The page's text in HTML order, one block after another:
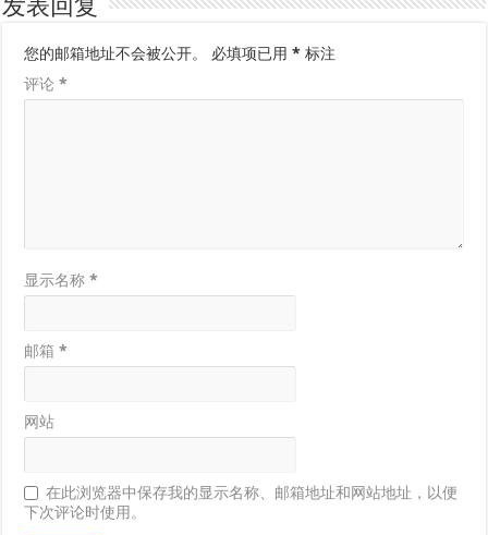
发表回复
您的邮箱地址不会被公开。 必填项已用* 标注
评论*
显示名称*
邮箱*
网站
在此浏览器中保存我的显示名称、邮箱地址和网站地址，以便
下次评论时使用。